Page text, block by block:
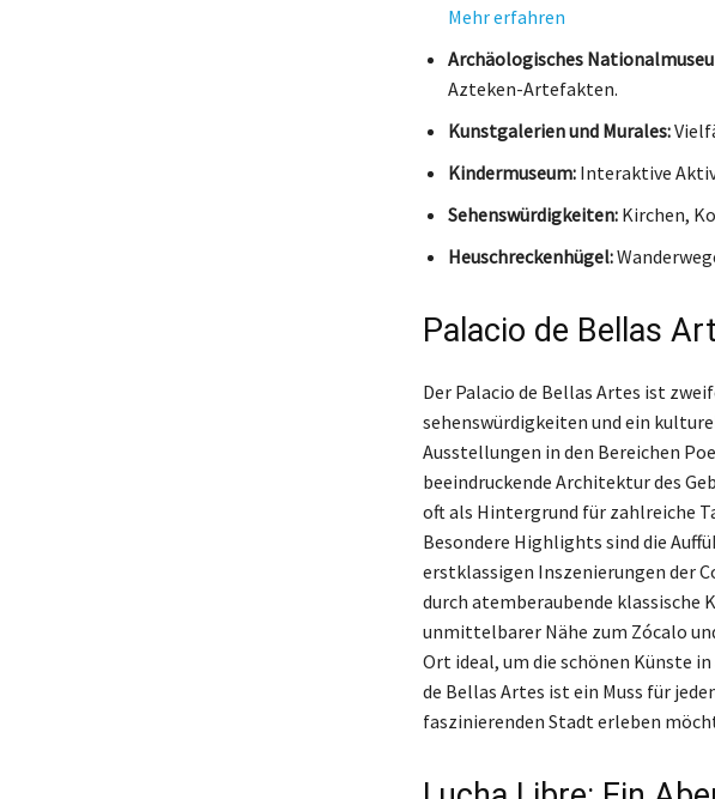
Mehr erfahren
Archäologisches
Azteken-Artefakten.
Kunstgalerien und Murales:
Kindermuseum:Interaktive
Sehenswürdigkeiten:Kirchen,
Heuschreckenhügel:
Palacio de Bellas
Der Palacio de Bellas Artes ist
sehenswürdigkeiten und ein
Ausstellungen in den Bereichen
beeindruckende Architektur des
oft als Hintergrund für zahlreiche
Besondere Highlights sind die
erstklassigen Inszenierungen der
durch atemberaubende klassische
unmittelbarer Nähe zum Zócalo
Ort ideal, um die schönen Künste
de Bellas Artes ist ein Muss für
faszinierenden Stadt erleben